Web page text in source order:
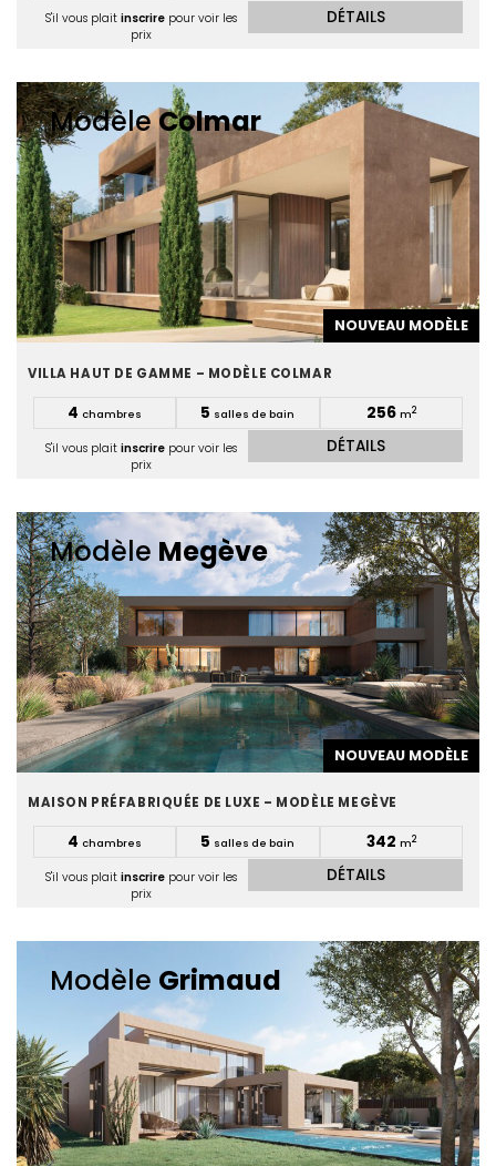
S'il vous plait inscrirepour voir les
prix
DÉTAILS
ModèleColmar
NOUVEAU MODÈLE
VILLA HAUT DE GAMME – MODÈLE COLMAR
4 chambres 5 salles de bain 256 m2
S'il vous plait inscrirepour voir les
prix
DÉTAILS
Modèle Megève
NOUVEAU MODÈLE
MAISON PRÉFABRIQUÉE DE LUXE – MODÈLE MEGÈVE
4 chambres 5 salles de bain 342 m2
S'il vous plait inscrirepour voir les
prix
DÉTAILS
Modèle Grimaud